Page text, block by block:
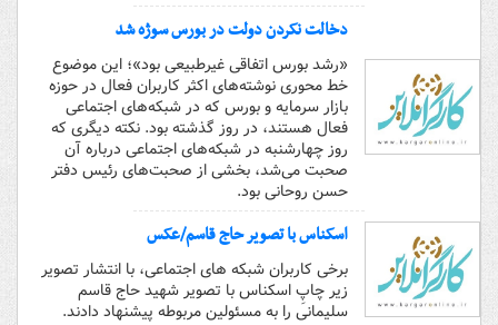
دخالت نکردن دولت در بورس سوژه شد
«رشد بورس اتفاقی غیر‌طبیعی بود»؛ این موضوع
خط محوری نوشته‌های اکثر کاربران فعال در حوزه
بازار سرمایه و بورس که در شبکه‌های اجتماعی
فعال هستند، در روز گذشته بود. نکته دیگری که
روز چهارشنبه در شبکه‌های اجتماعی درباره آن
صحبت می‌شد، بخشی از صحبت‌های رئیس دفتر
حسن روحانی بود.
اسکناس با تصویر حاج قاسم/عکس
برخی کاربران شبکه های اجتماعی، با انتشار تصویر
زیر چاپِ اسکناس با تصویر شهید حاج قاسم
سلیمانی را به مسئولین مربوطه پیشنهاد دادند.